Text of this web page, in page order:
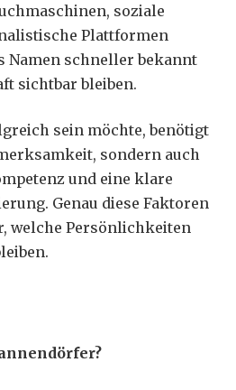
soziale
Plattformen
Namen schneller bekannt
sichtbar bleiben.
sein möchte, benötigt
sondern auch
und eine klare
Genau diese Faktoren
welche Persönlichkeiten